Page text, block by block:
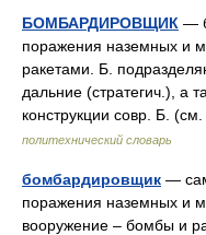
БОМБАРДИРОВЩИК —
поражения наземных и
ракетами. Б.
дальние (стратегич.), а
конструкции совр. Б.
политехнический словарь
бомбардировщик —
поражения наземных и
вооружение – бомбы и